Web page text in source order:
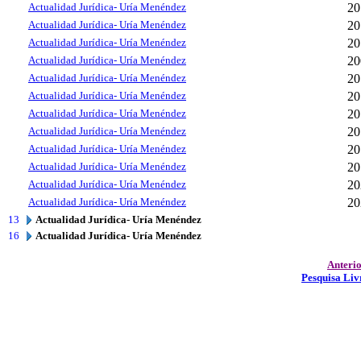
Actualidad Jurídica- Uría Menéndez
Actualidad Jurídica- Uría Menéndez
Actualidad Jurídica- Uría Menéndez
Actualidad Jurídica- Uría Menéndez
Actualidad Jurídica- Uría Menéndez
Actualidad Jurídica- Uría Menéndez
Actualidad Jurídica- Uría Menéndez
Actualidad Jurídica- Uría Menéndez
Actualidad Jurídica- Uría Menéndez
Actualidad Jurídica- Uría Menéndez
Actualidad Jurídica- Uría Menéndez
Actualidad Jurídica- Uría Menéndez
13
Actualidad Jurídica- Uría Menéndez
16
Actualidad Jurídica- Uría Menéndez
Pesquisa